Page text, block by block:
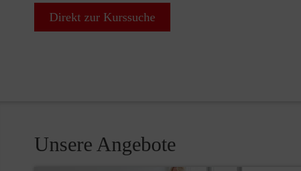
Direkt zur Kurssuche
Unsere Angebote